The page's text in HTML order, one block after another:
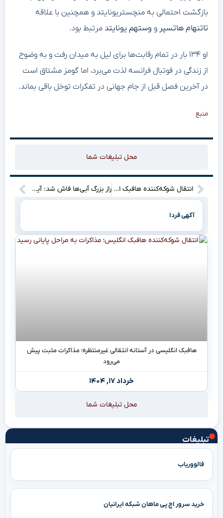
تبلیغات
فالووریاب
خرید سرور اچ پی ماهان شبکه ایرانیان
بازگشت احتمالی به منچستریونایتد و همچنین با علاقه
تاتنهام هاتسپر و وستهم یونایتد مرتبط بود.
او ۱۳۴ بار در تمام رقابت‌ها برای لیل به میدان رفت و به وضوح
از زندگی در فوتبال فرانسه لذت می‌برد، اما گومز مشتاق است
در آخرین فصل قبل از جام جهانی در تفکرات توخل باقی بماند.
منبع
محل تبلیغات شما
انتقال شوکه‌کننده هافبک انگلیس؛ مذاکرات به مراحل پایانی رسید راز بزرگ آبی‌ها فاش شد: آیا استقلال با نامی جدید متولد می‌شود؟”
آگهی فردا
هافبک انگلیسی در آستانه انتقالی غیرمنتظره؛ مذاکرات مثبت پیش
می‌رود
خرداد ۱۷, ۱۴۰۴
محل تبلیغات شما